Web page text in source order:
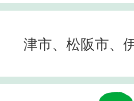
津市、松阪市、